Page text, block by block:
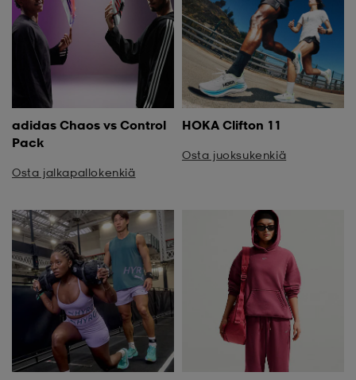
adidas Chaos vs Control
Pack
Osta jalkapallokenkiä
HOKA Clifton 11
Osta juoksukenkiä